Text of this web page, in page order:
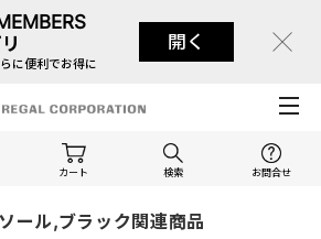
に便利でお得に
開く
カート 検索 お問合せ
ール,ブラック関連商品